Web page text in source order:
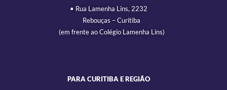
• Rua Lamenha Lins, 2232
Rebouças – Curitiba
(em frente ao Colégio Lamenha Lins)
PARA CURITIBA E REGIÃO